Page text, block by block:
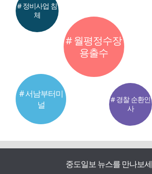
# 월평정수장
용출수
# 서남부터미
널
# 정비사업 침
체
# 경찰 순환인
사
중도일보 뉴스를 만나보